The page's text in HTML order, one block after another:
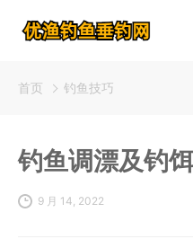
首页 钓鱼技巧
钓鱼调漂及钓
9 月 14, 2022